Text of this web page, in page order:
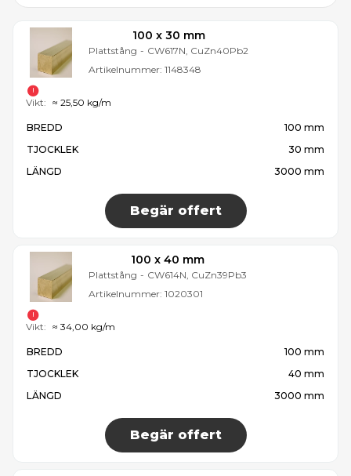
100 x 30 mm
Plattstång - CW617N, CuZn40Pb2
Artikelnummer: 1148348
BREDD
100 mm
TJOCKLEK
30 mm
LÄNGD
3000 mm
Begär offert
Vikt: ≈ 25,50 kg/m
100 x 40 mm
Plattstång - CW614N, CuZn39Pb3
Artikelnummer: 1020301
BREDD
100 mm
TJOCKLEK
40 mm
LÄNGD
3000 mm
Begär offert
Vikt: ≈ 34,00 kg/m